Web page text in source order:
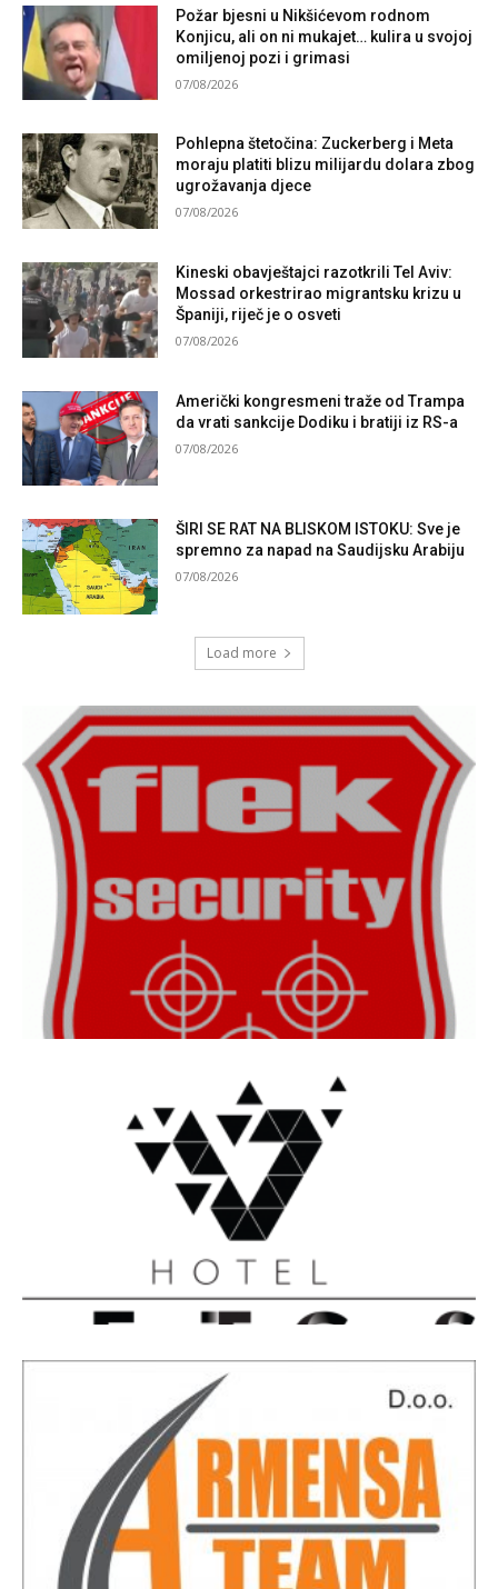
Požar bjesni u Nikšićevom rodnom
Konjicu, ali on ni mukajet… kulira u svojoj
omiljenoj pozi i grimasi
07/08/2026
Pohlepna štetočina: Zuckerberg i Meta
moraju platiti blizu milijardu dolara zbog
ugrožavanja djece
07/08/2026
Kineski obavještajci razotkrili Tel Aviv:
Mossad orkestrirao migrantsku krizu u
Španiji, riječ je o osveti
07/08/2026
Američki kongresmeni traže od Trampa
da vrati sankcije Dodiku i bratiji iz RS-a
07/08/2026
ŠIRI SE RAT NA BLISKOM ISTOKU: Sve je
spremno za napad na Saudijsku Arabiju
07/08/2026
Load more